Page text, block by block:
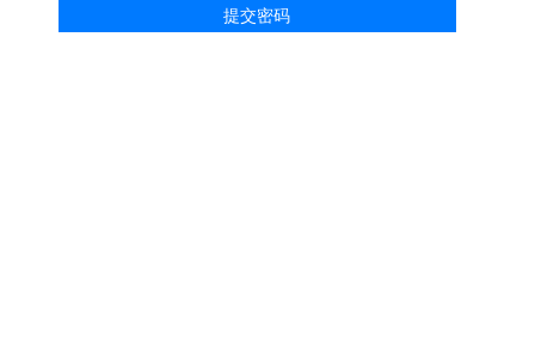
提交密码